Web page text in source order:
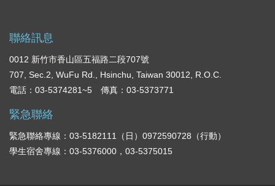
聯絡訊息
0012 新竹市香山區五福路二段707號
707, Sec.2, WuFu Rd., Hsinchu, Taiwan 30012, R.O.C.
電話：03-5374281~5 傳真：03-5373771
緊急聯絡
緊急聯絡專線：03-5182111（日）0972590728（行動）
學生宿舍專線：03-5376000，03-5375015